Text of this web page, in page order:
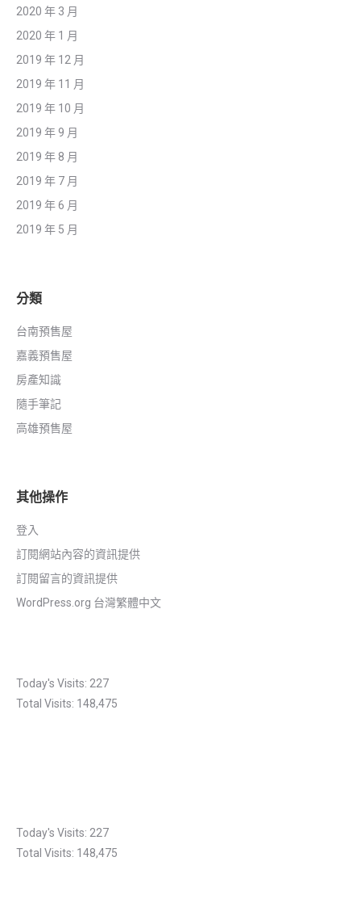
2020 年 3 月
2020 年 1 月
2019 年 12 月
2019 年 11 月
2019 年 10 月
2019 年 9 月
2019 年 8 月
2019 年 7 月
2019 年 6 月
2019 年 5 月
分類
台南預售屋
嘉義預售屋
房產知識
隨手筆記
高雄預售屋
其他操作
登入
訂閱網站內容的資訊提供
訂閱留言的資訊提供
WordPress.org 台灣繁體中文
Today's Visits: 227
Total Visits: 148,475
Today's Visits: 227
Total Visits: 148,475